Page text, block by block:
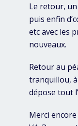
Le retour,
puis enfin
etc avec les
nouveaux.
Retour au
tranquillou, à
dépose tout
Merci